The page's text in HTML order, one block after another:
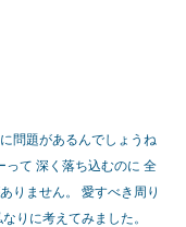
問題があるんでしょうね
って 深く落ち込むのに 全
りません。 愛すべき周り
りに考えてみました。